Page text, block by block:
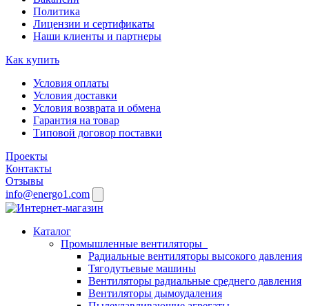
Политика
Лицензии и сертификаты
Наши клиенты и партнеры
Как купить
Условия оплаты
Условия доставки
Условия возврата и обмена
Гарантия на товар
Типовой договор поставки
Проекты
Контакты
Отзывы
info@energo1.com
Каталог
Промышленные вентиляторы
Радиальные вентиляторы высокого давления
Тягодутьевые машины
Вентиляторы радиальные среднего давления
Вентиляторы дымоудаления